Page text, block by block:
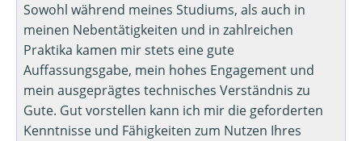
Sowohl während meines Studiums, als auch in
meinen Nebentätigkeiten und in zahlreichen
Praktika kamen mir stets eine gute
Auffassungsgabe, mein hohes Engagement und
mein ausgeprägtes technisches Verständnis zu
Gute. Gut vorstellen kann ich mir die geforderten
Kenntnisse und Fähigkeiten zum Nutzen Ihres